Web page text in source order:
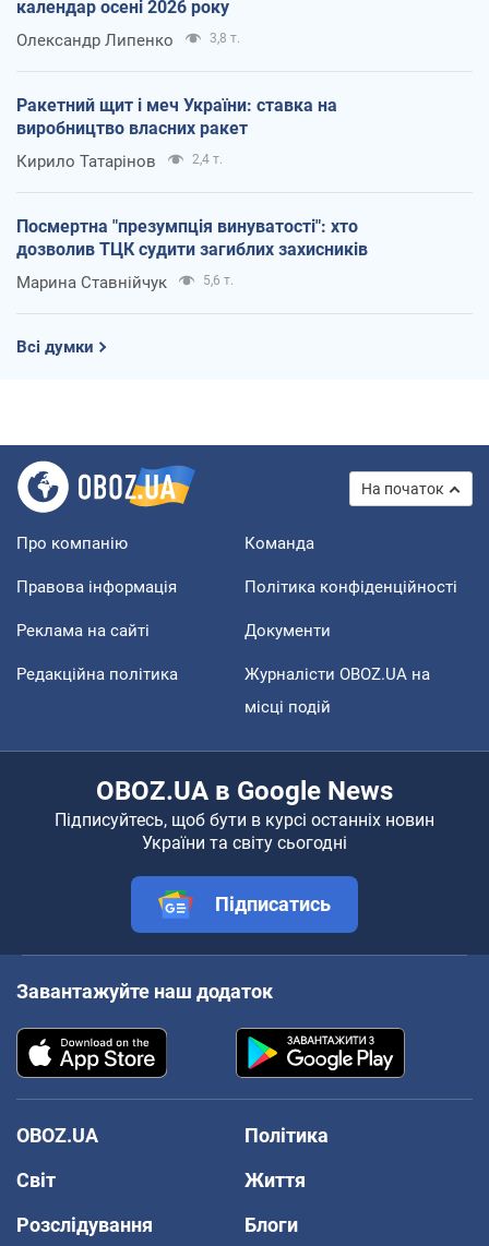
календар осені 2026 року
Олександр Липенко 3,8 т.
Ракетний щит і меч України: ставка на
виробництво власних ракет
Кирило Татарінов 2,4 т.
Посмертна "презумпція винуватості": хто
дозволив ТЦК судити загиблих захисників
Марина Ставнійчук 5,6 т.
Всі думки
На початок
Про компанію Команда
Правова інформація Політика конфіденційності
Реклама на сайті Документи
Редакційна політика
Журналісти OBOZ.UA на
місці подій
OBOZ.UA в Google News
Підписуйтесь, щоб бути в курсі останніх новин
України та світу сьогодні
Підписатись
Завантажуйте наш додаток
OBOZ.UA
Політика
Світ
Життя
Розслідування
Блоги